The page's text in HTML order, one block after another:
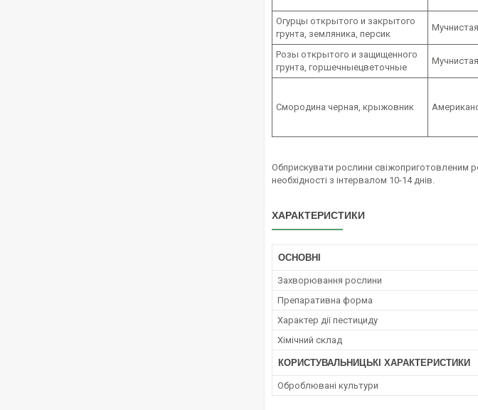
Огурцы открытого и закрытого
грунта, земляника, персик
Розы открытого и защищенного
грунта, горшечныецветочные
Смородина черная, крыжовник
Обприскувати рослини свіжоприготовленим
необхідності з інтервалом 10-14 днів.
ХАРАКТЕРИСТИКИ
ОСНОВНІ
Захворювання рослини
Препаративна форма
Характер дії пестициду
Хімічний склад
КОРИСТУВАЛЬНИЦЬКІ ХАРАКТЕРИСТИКИ
Оброблювані культури